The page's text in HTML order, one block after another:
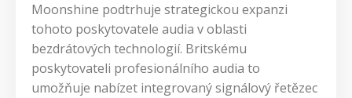
Moonshine podtrhuje strategickou expanzi
tohoto poskytovatele audia v oblasti
bezdrátových technologií. Britskému
poskytovateli profesionálního audia to
umožňuje nabízet integrovaný signálový řetězec